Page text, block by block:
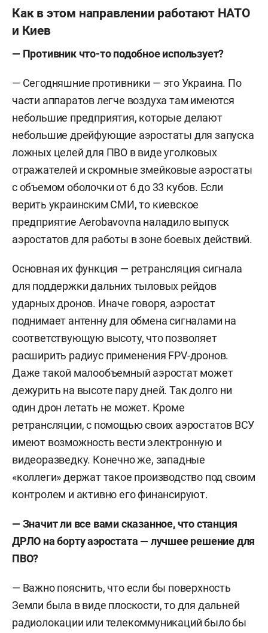
Как в этом направлении работают НАТО
и Киев
— Противник что-то подобное использует?
— Сегодняшние противники — это Украина. По
части аппаратов легче воздуха там имеются
небольшие предприятия, которые делают
небольшие дрейфующие аэростаты для запуска
ложных целей для ПВО в виде уголковых
отражателей и скромные змейковые аэростаты
с объемом оболочки от 6 до 33 кубов. Если
верить украинским СМИ, то киевское
предприятие Aerobavovna наладило выпуск
аэростатов для работы в зоне боевых действий.
Основная их функция — ретрансляция сигнала
для поддержки дальних тыловых рейдов
ударных дронов. Иначе говоря, аэростат
поднимает антенну для обмена сигналами на
соответствующую высоту, что позволяет
расширить радиус применения FPV-дронов.
Даже такой малообъемный аэростат может
дежурить на высоте пару дней. Так долго ни
один дрон летать не может. Кроме
ретрансляции, с помощью своих аэростатов ВСУ
имеют возможность вести электронную и
видеоразведку. Конечно же, западные
«коллеги» держат такое производство под своим
контролем и активно его финансируют.
— Значит ли все вами сказанное, что станция
ДРЛО на борту аэростата — лучшее решение для
ПВО?
— Важно пояснить, что если бы поверхность
Земли была в виде плоскости, то для дальней
радиолокации или телекоммуникаций было бы